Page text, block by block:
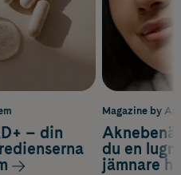
Magazine by
du en
jämnare
– din